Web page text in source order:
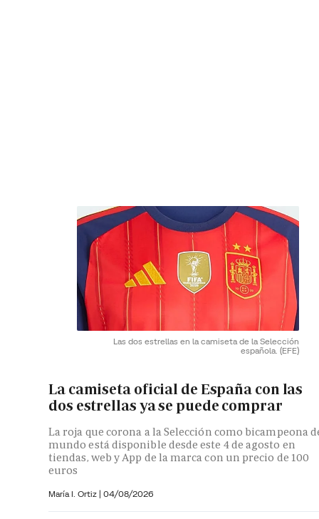
Las dos estrellas en la camiseta de la Selección
española. (EFE)
La camiseta oficial de España con las
dos estrellas ya se puede comprar
La roja que corona a la Selección como bicampeona
mundo está disponible desde este 4 de agosto en
tiendas, web y App de la marca con un precio de 100
euros
María I. Ortiz | 04/08/2026